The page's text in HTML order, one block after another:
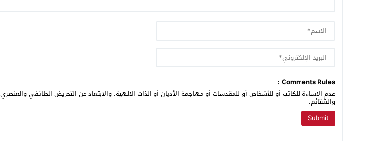
Comments Rules :
عدم الإساءة للكاتب أو للأشخاص أو للمقدسات أو مهاجمة الأديان أو الذات الالهية. والابتعاد عن التحريض الطائفي والعنصري
والشتائم.